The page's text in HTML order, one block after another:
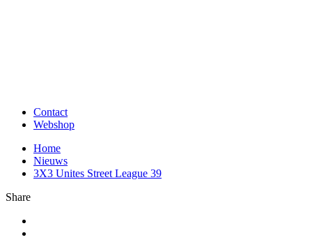
Contact
Webshop
Home
Nieuws
3X3 Unites Street League 39
Share